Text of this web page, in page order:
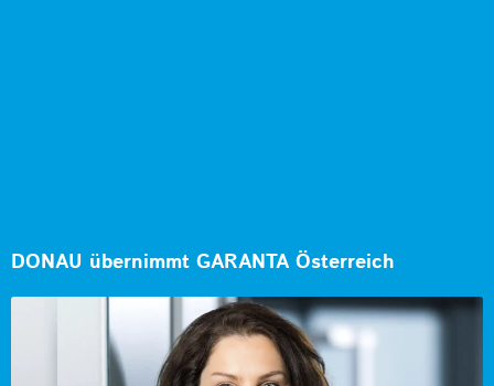
DONAU übernimmt GARANTA Österreich